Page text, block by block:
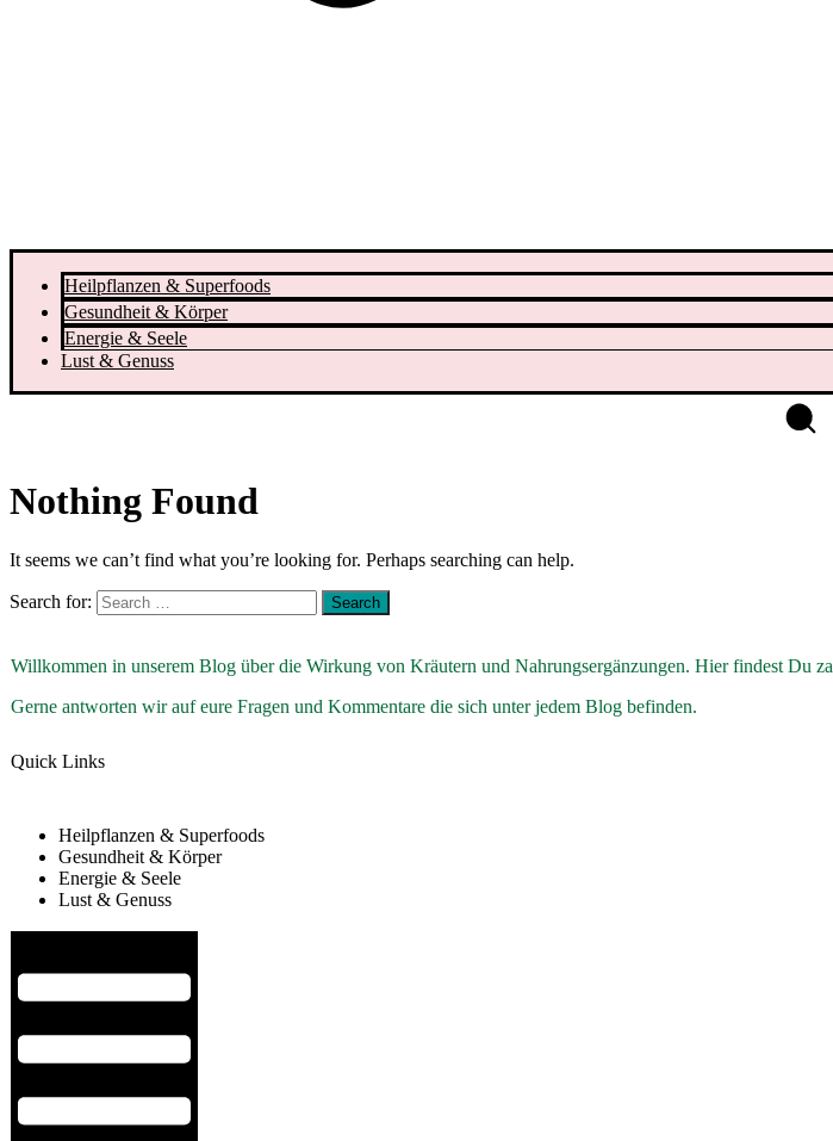
Heilpflanzen & Superfoods
Gesundheit & Körper
Energie & Seele
Lust & Genuss
Nothing Found
It seems we can’t find what you’re looking for. Perhaps searching can help.
Search for:
Willkommen in unserem Blog über die Wirkung von Kräutern und Nahrungsergänzungen. Hier findest Du
Gerne antworten wir auf eure Fragen und Kommentare die sich unter jedem Blog befinden.
Quick Links
Heilpflanzen & Superfoods
Gesundheit & Körper
Energie & Seele
Lust & Genuss